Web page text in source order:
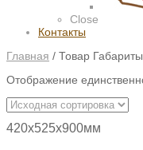
Close
Контакты
Главная / Товар Габариты
Отображение
420х525х900мм